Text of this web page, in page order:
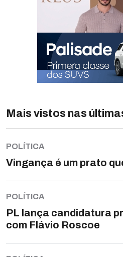
Mais vistos nas
POLÍTICA
Vingança é um prato
POLÍTICA
PL lança candidatura
com Flávio Roscoe